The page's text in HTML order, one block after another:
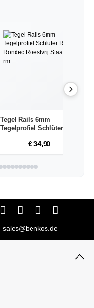
Tegel Rails 6mm
Tegelprofiel Schlüter
€ 34,90
sales@benkos.de